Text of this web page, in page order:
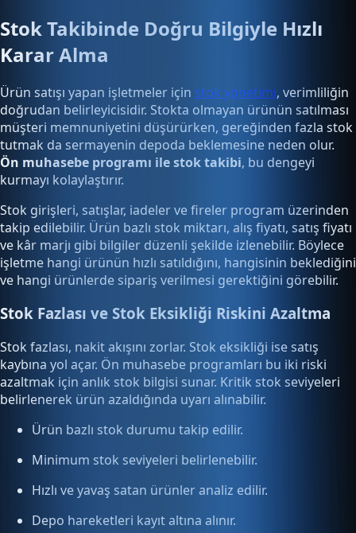
Stok Takibinde Doğru Bilgiyle Hızlı
Karar Alma
Ürün satışı yapan işletmeler için stok yönetimi, verimliliğin
doğrudan belirleyicisidir. Stokta olmayan ürünün satılması
müşteri memnuniyetini düşürürken, gereğinden fazla stok
tutmak da sermayenin depoda beklemesine neden olur.
Ön muhasebe programı ile stok takibi, bu dengeyi
kurmayı kolaylaştırır.
Stok girişleri, satışlar, iadeler ve fireler program üzerinden
takip edilebilir. Ürün bazlı stok miktarı, alış fiyatı, satış fiyatı
ve kâr marjı gibi bilgiler düzenli şekilde izlenebilir. Böylece
işletme hangi ürünün hızlı satıldığını, hangisinin beklediğini
ve hangi ürünlerde sipariş verilmesi gerektiğini görebilir.
Stok Fazlası ve Stok Eksikliği Riskini Azaltma
Stok fazlası, nakit akışını zorlar. Stok eksikliği ise satış
kaybına yol açar. Ön muhasebe programları bu iki riski
azaltmak için anlık stok bilgisi sunar. Kritik stok seviyeleri
belirlenerek ürün azaldığında uyarı alınabilir.
Ürün bazlı stok durumu takip edilir.
Minimum stok seviyeleri belirlenebilir.
Hızlı ve yavaş satan ürünler analiz edilir.
Depo hareketleri kayıt altına alınır.